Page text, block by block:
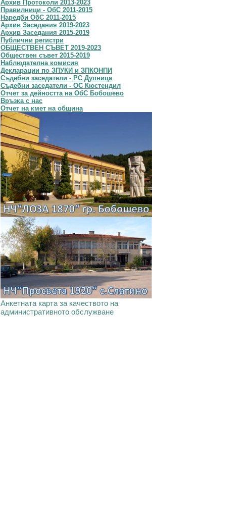
Архив Протоколи 2013-2023
Правилници - ОбС 2011-2015
Наредби ОбС 2011-2015
Архив Заседания 2019-2023
Архив Заседания 2015-2019
Публични регистри
ОБЩЕСТВЕН СЪВЕТ 2019-2023
Обществен съвет 2015-2019
Наблюдателна комисия
Декларации по ЗПУКИ и ЗПКОНПИ
Съдебни заседатели - РС Дупница
Съдебни заседатели - ОС Кюстендил
Отчет за дейността на ОбС Бобошево
Връзка с нас
Отчет на кмет на община
Анкетната карта за качеството на
административното обслужване